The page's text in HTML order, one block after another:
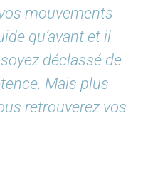
mouvements
qu’avant et il
déclassé de
Mais plus
retrouverez vos